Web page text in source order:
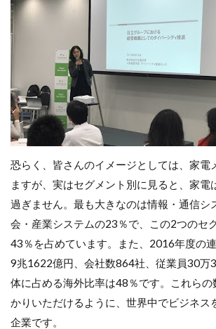
恐らく、皆さんのイメージとしては、家電
ますが、実はセグメント別に見ると、家電
過ぎません。最も大きなのは情報・通信シ
会・産業システムの23％で、この2つのセ
43％を占めています。また、2016年度の
9兆1622億円、会社数864社、従業員30万
体に占める海外比率は48％です。これら
かりいただけるように、世界中でビジネス
企業です。